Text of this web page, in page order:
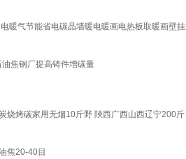
暖气节能省电碳晶墙暖电暖画电热板取暖画壁
焦钢厂提高铸件增碳量
烧烤碳家用无烟10斤野 陜西广西山西辽宁200
焦20-40目